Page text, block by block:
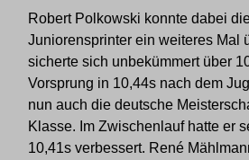
Robert Polkowski konnte dabei
Juniorensprinter ein weiteres Mal
sicherte sich unbekümmert über
Vorsprung in 10,44s nach dem
nun auch die deutsche
Klasse. Im Zwischenlauf hatte er
10,41s verbessert. René